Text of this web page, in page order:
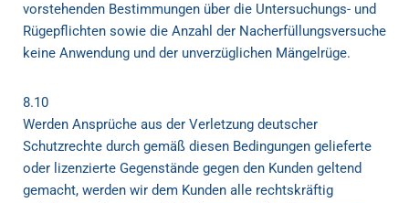
vorstehenden Bestimmungen über die Untersuchungs- und
Rügepflichten sowie die Anzahl der Nacherfüllungsversuche
keine Anwendung und der unverzüglichen Mängelrüge.
8.10
Werden Ansprüche aus der Verletzung deutscher
Schutzrechte durch gemäß diesen Bedingungen gelieferte
oder lizenzierte Gegenstände gegen den Kunden geltend
gemacht, werden wir dem Kunden alle rechtskräftig